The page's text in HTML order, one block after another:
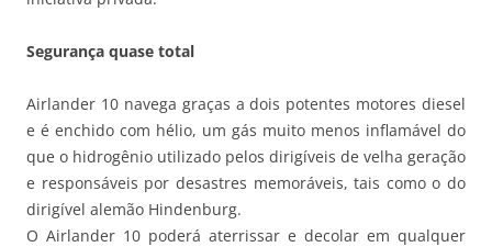
Segurança quase total
Airlander 10 navega graças a dois potentes motores diesel
e é enchido com hélio, um gás muito menos inflamável do
que o hidrogênio utilizado pelos dirigíveis de velha geração
e responsáveis por desastres memoráveis, tais como o do
dirigível alemão Hindenburg.
O Airlander 10 poderá aterrissar e decolar em qualquer